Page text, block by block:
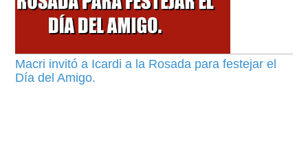
Macri invitó a Icardi a la Rosada para festejar el
Día del Amigo.